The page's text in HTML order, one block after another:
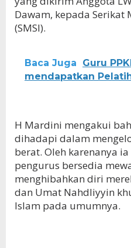
Dawam, kepada Serikat
(SMSI).
Baca Juga
Guru
mendapatkan
H Mardini mengakui
dihadapi dalam
berat. Oleh karenanya
pengurus bersedia
menghibahkan diri
dan Umat Nahdliyyin
Islam pada umumnya.